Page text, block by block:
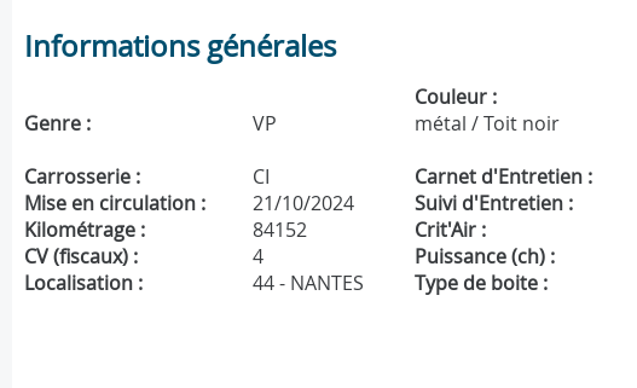
Informations générales
Genre : VP
Couleur :
métal / Toit noir
Carrosserie : CI Carnet d'Entretien :
Mise en circulation :
21/10/2024 Suivi d'Entretien :
Kilométrage :
84152 Crit'Air :
CV (fiscaux) :
4 Puissance (ch) :
Localisation :
44 - NANTES Type de boite :